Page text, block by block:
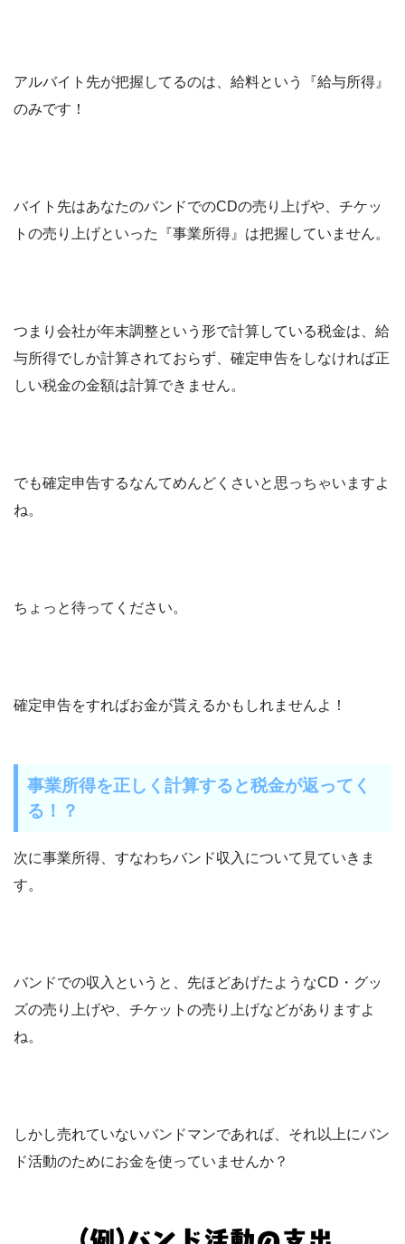
アルバイト先が把握してるのは、給料という
『給与所得』
のみです！
バイト先はあなたのバンドでのCDの売り上げや、チケッ
トの売り上げといった
『事業所得』 は把握していません。
つまり会社が年末調整という形で計算している税金は、給
与所得でしか計算されておらず、確定申告をしなければ正
しい税金の金額は計算できません。
でも確定申告するなんてめんどくさいと思っちゃいますよ
ね。
ちょっと待ってください。
確定申告をすればお金が貰えるかもしれませんよ！
事業所得を正しく計算すると税金が返ってく
る！？
次に事業所得、すなわちバンド収入について見ていきま
す。
バンドでの収入というと、先ほどあげたようなCD・グッ
ズの売り上げや、チケットの売り上げなどがありますよ
ね。
しかし売れていないバンドマンであれば、それ以上にバン
ド活動のためにお金を使っていませんか？